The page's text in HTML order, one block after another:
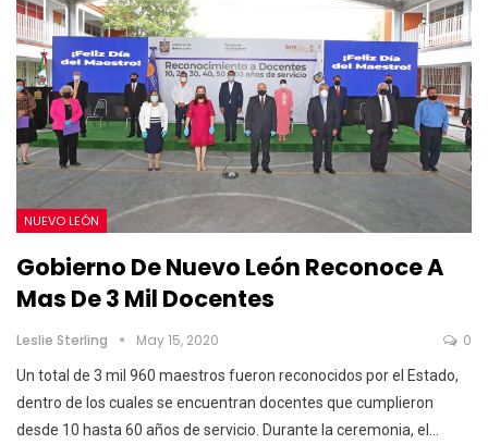
NUEVO LEÓN
Gobierno De Nuevo León Reconoce A
Mas De 3 Mil Docentes
Leslie Sterling May 15, 2020 0
Un total de 3 mil 960 maestros fueron reconocidos por el Estado,
dentro de los cuales se encuentran docentes que cumplieron
desde 10 hasta 60 años de servicio. Durante la ceremonia, el